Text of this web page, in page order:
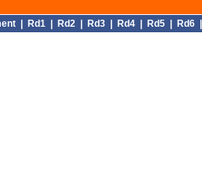
| Rd1| Rd2| Rd3| Rd4| Rd5| Rd6|